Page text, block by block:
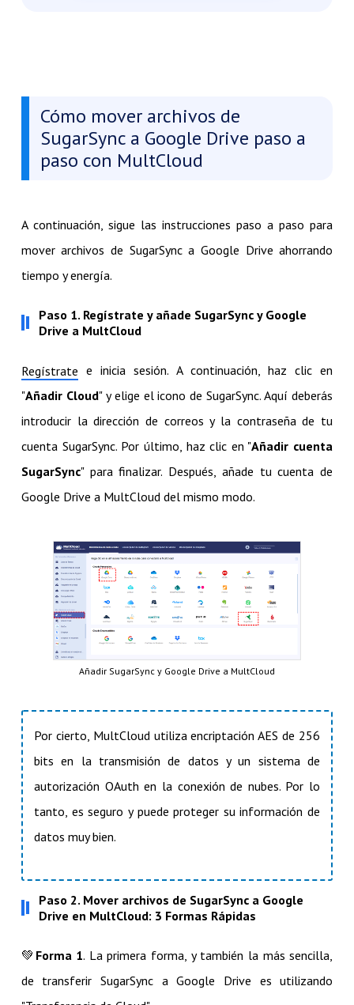
Cómo mover archivos de
SugarSync a Google Drive paso a
paso con MultCloud
A continuación, sigue las instrucciones paso a paso para
mover archivos de SugarSync a Google Drive ahorrando
tiempo y energía.
Paso 1. Regístrate y añade SugarSync y Google
Drive a MultCloud
Regístrate e inicia sesión. A continuación, haz clic en
"Añadir Cloud" y elige el icono de SugarSync. Aquí deberás
introducir la dirección de correos y la contraseña de tu
cuenta SugarSync. Por último, haz clic en "Añadir cuenta
SugarSync" para finalizar. Después, añade tu cuenta de
Google Drive a MultCloud del mismo modo.
Añadir SugarSync y Google Drive a MultCloud
Por cierto, MultCloud utiliza encriptación AES de 256
bits en la transmisión de datos y un sistema de
autorización OAuth en la conexión de nubes. Por lo
tanto, es seguro y puede proteger su información de
datos muy bien.
Paso 2. Mover archivos de SugarSync a Google
Drive en MultCloud: 3 Formas Rápidas
💚​ Forma 1. La primera forma, y también la más sencilla,
de transferir SugarSync a Google Drive es utilizando